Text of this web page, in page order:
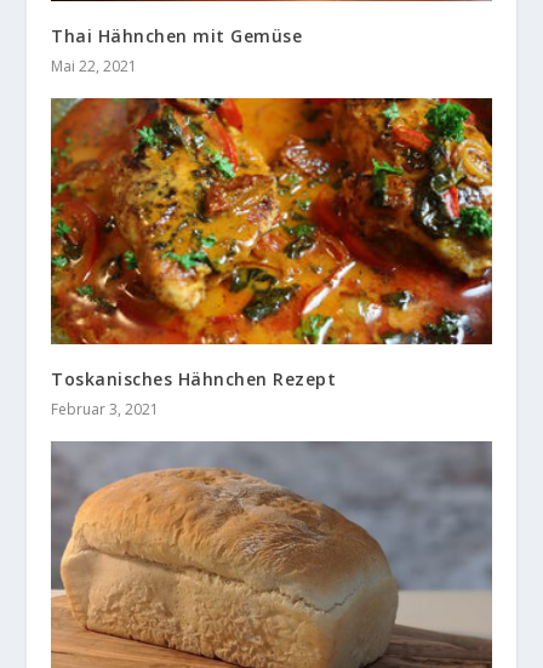
Thai Hähnchen mit Gemüse
Mai 22, 2021
Toskanisches Hähnchen Rezept
Februar 3, 2021